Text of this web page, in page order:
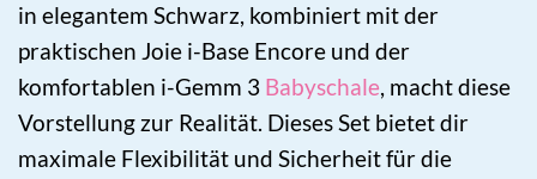
in elegantem Schwarz, kombiniert mit der
praktischen Joie i-Base Encore und der
komfortablen i-Gemm 3 Babyschale, macht diese
Vorstellung zur Realität. Dieses Set bietet dir
maximale Flexibilität und Sicherheit für die